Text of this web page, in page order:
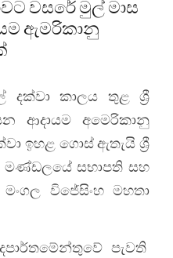
වසරේ මුල් මාස
ඇමරිකානු
දක්වා කාලය තුළ ශ්‍රී
ආදායම අමෙරිකානු
ඉහළ ගොස් ඇතැයි ශ්‍රී
මණ්ඩලයේ සභාපති සහ
විජේසිංහ මහතා
පැවති